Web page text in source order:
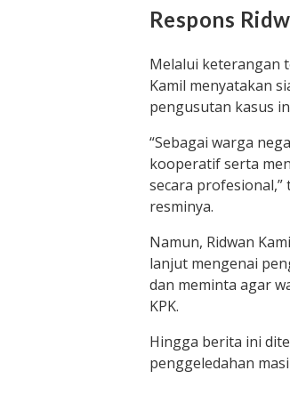
Respons
Melalui keterangan
Kamil menyatakan
pengusutan kasus
“Sebagai warga
kooperatif serta
secara profesional,”
resminya.
Namun, Ridwan
lanjut mengenai
dan meminta agar
KPK.
Hingga berita ini
penggeledahan